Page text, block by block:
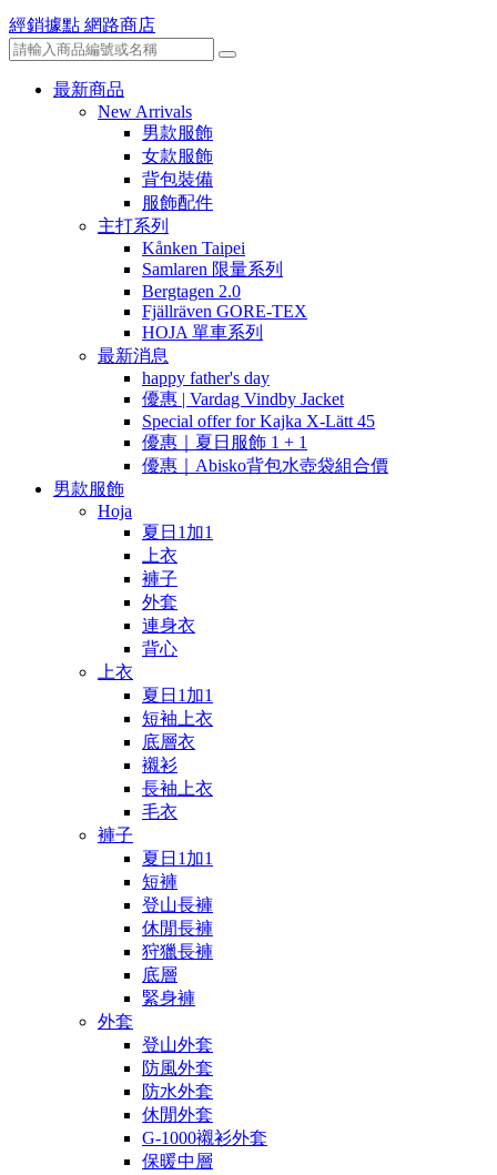
經銷據點 網路商店
最新商品
New Arrivals
男款服飾
女款服飾
背包裝備
服飾配件
主打系列
Kånken Taipei
Samlaren 限量系列
Bergtagen 2.0
Fjällräven GORE-TEX
HOJA 單車系列
最新消息
happy father's day
優惠 | Vardag Vindby Jacket
Special offer for Kajka X-Lätt 45
優惠｜夏日服飾 1 + 1
優惠｜Abisko背包水壺袋組合價
男款服飾
Hoja
夏日1加1
上衣
褲子
外套
連身衣
背心
上衣
夏日1加1
短袖上衣
底層衣
襯衫
長袖上衣
毛衣
褲子
夏日1加1
短褲
登山長褲
休閒長褲
狩獵長褲
底層
緊身褲
外套
登山外套
防風外套
防水外套
休閒外套
G-1000襯衫外套
保暖中層